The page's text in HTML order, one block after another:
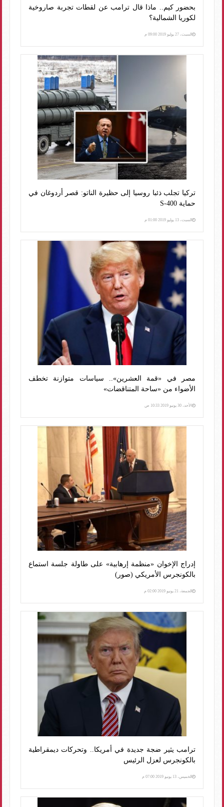
بحضور كيم.. ماذا قال ترامب عن لقطات تجربة صاروخية
لكوريا الشمالية؟
السبت، 27 يوليو 2019 09:00 م
تركيا تجلب ذئبا روسيا إلى حظيرة الناتو: قصر أردوغان في
حماية S-400
السبت، 13 يوليو 2019 01:00 م
مصر في «قمة العشرين».. سياسات متوازنة تخطف
الأضواء من «ساحة المتناقضات»
الأحد، 30 يونيو 2019 10:33 ص
إدراج الإخوان «منظمة إرهابية» على طاولة جلسة استماع
بالكونجرس الأمريكي (صور)
الجمعة، 21 يونيو 2019 02:00 م
ترامب يثير ضجة جديدة في أمريكا.. وتحركات ديمقراطية
بالكونجرس لعزل الرئيس
الخميس، 13 يونيو 2019 07:00 م